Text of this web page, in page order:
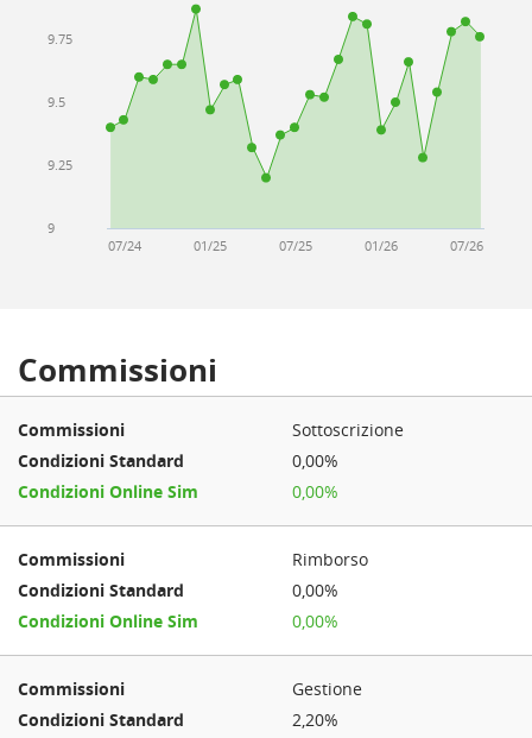
07/24 01/25 07/25 01/26 07/26
9
9.25
9.5
9.75
Commissioni
Sottoscrizione
0,00%
0,00%
Rimborso
0,00%
0,00%
Gestione
2,20%